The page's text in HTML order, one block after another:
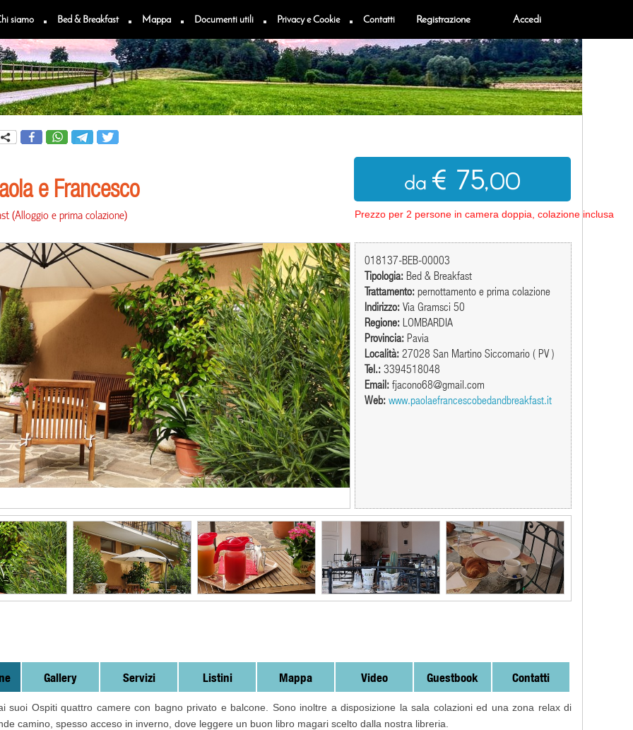
siamo Bed & Breakfast Mappa Documenti utili Privacy e Cookie Contatti Registrazione Accedi
e Francesco
(Alloggio e prima colazione) Prezzo per 2 persone in camera doppia, colazione inclusa
da€ 75,00
018137-BEB-00003
Tipologia: Bed & Breakfast
Trattamento: pernottamento e prima colazione
Indirizzo: Via Gramsci 50
Regione: LOMBARDIA
Provincia: Pavia
Località: 27028 San Martino Siccomario ( PV )
Tel.: 3394518048
Email: fjacono68@gmail.com
Web: www.paolaefrancescobedandbreakfast.it
Gallery Servizi Listini Mappa Video Guestbook Contatti
suoi Ospiti quattro camere con bagno privato e balcone. Sono inoltre a disposizione la sala colazioni ed una zona relax di
camino, spesso acceso in inverno, dove leggere un buon libro magari scelto dalla nostra libreria.